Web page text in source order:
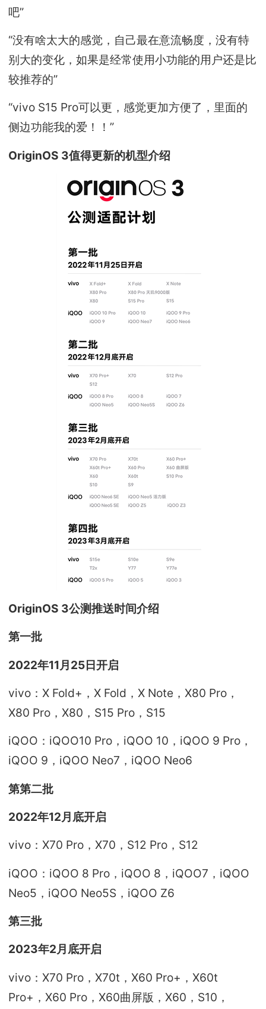
吧”
“没有啥太大的感觉，自己最在意流畅度，没有特
别大的变化，如果是经常使用小功能的用户还是比
较推荐的”
“vivo S15 Pro可以更，感觉更加方便了，里面的
侧边功能我的爱！！”
OriginOS 3值得更新的机型介绍
OriginOS 3公测推送时间介绍
第一批
2022年11月25日开启
vivo：X Fold+，X Fold，X Note，X80 Pro，
X80 Pro，X80，S15 Pro，S15
iQOO：iQOO10 Pro，iQOO 10，iQOO 9 Pro，
iQOO 9，iQOO Neo7，iQOO Neo6
第第二批
2022年12月底开启
vivo：X70 Pro，X70，S12 Pro，S12
iQOO：iQOO 8 Pro，iQOO 8，iQOO7，iQOO
Neo5，iQOO Neo5S，iQOO Z6
第三批
2023年2月底开启
vivo：X70 Pro，X70t，X60 Pro+，X60t
Pro+，X60 Pro，X60曲屏版，X60，S10，